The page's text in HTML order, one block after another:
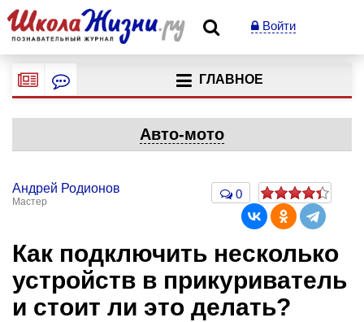
Войти
ГЛАВНОЕ
Авто-мото
Андрей Родионов
Мастер
0
Как подключить несколько
устройств в прикуриватель
и стоит ли это делать?